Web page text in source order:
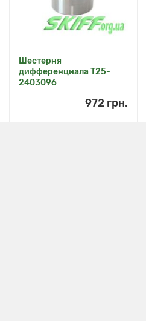
Шестерня
дифференциала Т25-
2403096
972 грн.